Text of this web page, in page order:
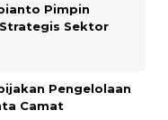
Pimpin
Sektor
Pengelolaan
Camat